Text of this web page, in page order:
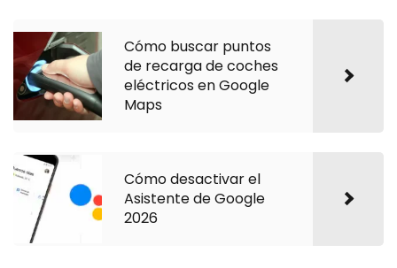
Cómo buscar puntos
de recarga de coches
eléctricos en Google
Maps
Cómo desactivar el
Asistente de Google
2026